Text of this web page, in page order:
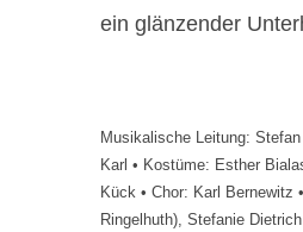
ein glänzender
Musikalische Leitung:
Karl • Kostüme: Esther
Kück • Chor: Karl Bernewitz
Ringelhuth), Stefanie